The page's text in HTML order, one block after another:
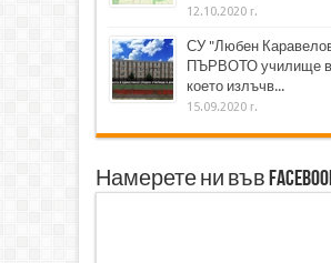
12.10.2020 г.
СУ "Любен
ПЪРВОТО училище в
което излъчв...
15.09.2020 г.
Намерете ни във